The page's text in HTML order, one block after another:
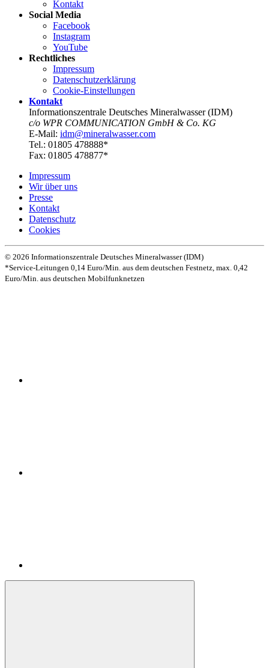
Kontakt
Social Media
Facebook
Instagram
YouTube
Rechtliches
Impressum
Datenschutz­erklärung
Cookie-Einstellungen
Kontakt
Informationszentrale Deutsches Mineralwasser (IDM)
c/o WPR COMMUNICATION GmbH & Co. KG
E-Mail: idm@mineralwasser.com
Tel.: 01805 478888*
Fax: 01805 478877*
Impressum
Wir über uns
Presse
Kontakt
Datenschutz­
Cookies
© 2026 Informationszentrale Deutsches Mineralwasser (IDM)
*Service-Leitungen 0,14 Euro/Min. aus dem deutschen Festnetz, max. 0,42
Euro/Min. aus deutschen Mobilfunknetzen